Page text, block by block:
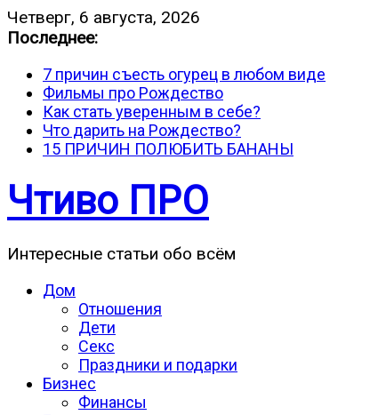
Четверг, 6 августа, 2026
Последнее:
7 причин съесть огурец в любом виде
Фильмы про Рождество
Как стать уверенным в себе?
Что дарить на Рождество?
15 ПРИЧИН ПОЛЮБИТЬ БАНАНЫ
Чтиво ПРО
Интересные статьи обо всём
Дом
Отношения
Дети
Секс
Праздники и подарки
Бизнес
Финансы